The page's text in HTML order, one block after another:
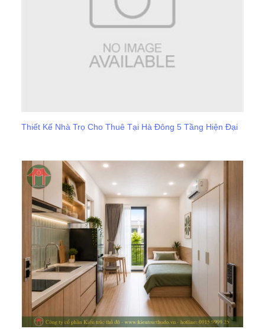
Thiết Kế Nhà Trọ Cho Thuê Tại Hà Đông 5 Tầng Hiện Đại